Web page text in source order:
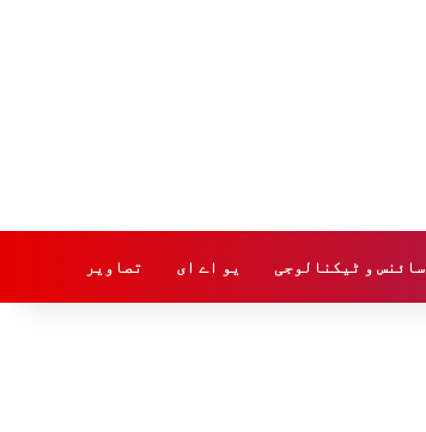
سائنس و ٹیکنالوجی یو اے ای تصاویر